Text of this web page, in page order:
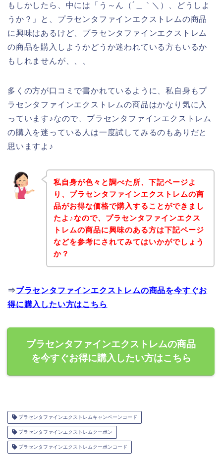
もしかしたら、中には「う～ん（´＿｀＼）、どうしよ
うか？」と、プラセンタファインエクストレムの商品
に興味はあるけど、プラセンタファインエクストレム
の商品を購入しようかどうか迷われている方もいるか
もしれませんが、、、
多くの方が口コミで書かれているように、私自身もプ
ラセンタファインエクストレムの商品はかなり気に入
っています♪なので、プラセンタファインエクストレム
の購入を迷っている人は一度試してみるのもありだと
思いますよ♪
私自身が色々と調べた所、下記ページよ
り、プラセンタファインエクストレムの商
品がお得な価格で購入することができまし
たよ♪なので、プラセンタファインエクス
トレムの商品に興味のある方は下記ページ
などを参考にされてみてはいかがでしょう
か？
⇒プラセンタファインエクストレムの商品を今すぐお
得に購入したい方はこちら
プラセンタファインエクストレムの商品
を今すぐお得に購入したい方はこちら
プラセンタファインエクストレムキャンペーンコード
プラセンタファインエクストレムクーポン
プラセンタファインエクストレムクーポンコード